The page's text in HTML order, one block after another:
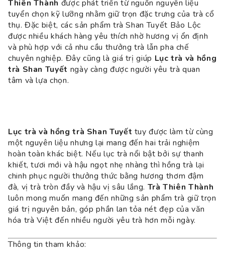
Thiên Thành được phát triển từ nguồn nguyên liệu
tuyển chọn kỹ lưỡng nhằm giữ trọn đặc trưng của trà cổ
thụ. Đặc biệt, các sản phẩm trà Shan Tuyết Bảo Lộc
được nhiều khách hàng yêu thích nhờ hương vị ổn định
và phù hợp với cả nhu cầu thưởng trà lẫn pha chế
chuyên nghiệp. Đây cũng là giá trị giúp Lục trà và hồng
trà Shan Tuyết ngày càng được người yêu trà quan
tâm và lựa chọn.
Lục trà và hồng trà Shan Tuyết tuy được làm từ cùng
một nguyên liệu nhưng lại mang đến hai trải nghiệm
hoàn toàn khác biệt. Nếu lục trà nổi bật bởi sự thanh
khiết, tươi mới và hậu ngọt nhẹ nhàng thì hồng trà lại
chinh phục người thưởng thức bằng hương thơm đậm
đà, vị trà tròn đầy và hậu vị sâu lắng. Trà Thiên Thành
luôn mong muốn mang đến những sản phẩm trà giữ trọn
giá trị nguyên bản, góp phần lan tỏa nét đẹp của văn
hóa trà Việt đến nhiều người yêu trà hơn mỗi ngày.
Thông tin tham khảo: